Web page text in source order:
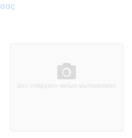
Δεν υπάρχουν ακόμη φωτογραφίες